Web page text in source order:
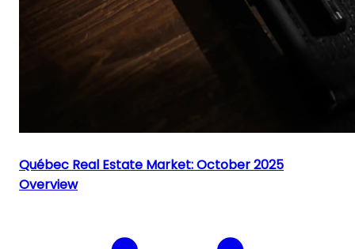
Québec Real Estate Market: October 2025
Overview